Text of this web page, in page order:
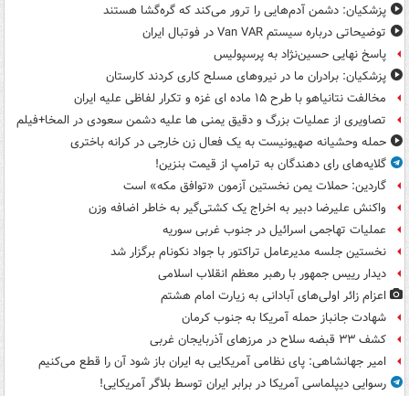
پزشکیان: دشمن آدم‌هایی را ترور می‌کند که گره‌گشا هستند
توضیحاتی درباره سیستم Van VAR در فوتبال ایران
پاسخ نهایی حسین‌نژاد به پرسپولیس
پزشکیان: برادران ما در نیروهای مسلح کاری کردند کارستان
مخالفت نتانیاهو با طرح ۱۵ ماده ای غزه و تکرار لفاظی علیه ایران
تصاویری از عملیات بزرگ و دقیق یمنی ها علیه دشمن سعودی در المخا+فیلم
حمله وحشیانه صهیونیست به یک فعال زن خارجی در کرانه باختری
گلایه‌های رای دهندگان به ترامپ از قیمت بنزین!
گاردین: حملات یمن نخستین آزمون «توافق مکه» است
واکنش علیرضا دبیر به اخراج یک کشتی‌گیر به خاطر اضافه وزن
عملیات تهاجمی اسرائیل در جنوب غربی سوریه
نخستین جلسه مدیرعامل تراکتور با جواد نکونام برگزار شد
دیدار رییس جمهور با رهبر معظم انقلاب اسلامی
اعزام زائر اولی‌های آبادانی به زیارت امام هشتم
شهادت جانباز حمله آمریکا به جنوب کرمان
کشف ۳۳ قبضه سلاح در مرزهای آذربایجان غربی
امیر جهانشاهی: پای نظامی آمریکایی به ایران باز شود آن را قطع می‌کنیم
رسوایی دیپلماسی آمریکا در برابر ایران توسط بلاگر آمریکایی!